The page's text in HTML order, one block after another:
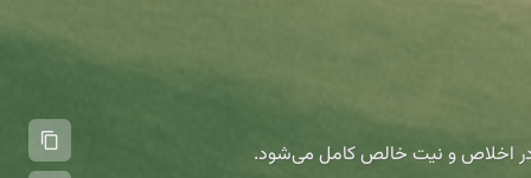
در اخلاص و نیت خالص کامل می‌شود.